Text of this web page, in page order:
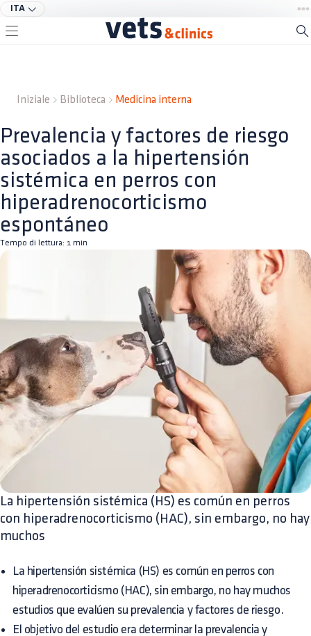
ITA
Iniziale Biblioteca Medicina interna
Prevalencia y factores de riesgo
asociados a la hipertensión
sistémica en perros con
hiperadrenocorticismo
espontáneo
Tempo di lettura: 1 min
La hipertensión sistémica (HS) es común en perros
con hiperadrenocorticismo (HAC), sin embargo, no hay
muchos
La hipertensión sistémica (HS) es común en perros con
hiperadrenocorticismo (HAC), sin embargo, no hay muchos
estudios que evalúen su prevalencia y factores de riesgo.
El objetivo del estudio era determinar la prevalencia y